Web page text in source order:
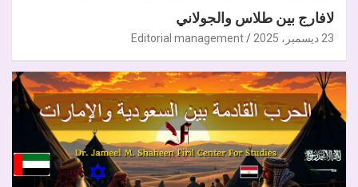
لافارج بين طلاس والجولاني
23 ديسمبر، 2025 Editorial management